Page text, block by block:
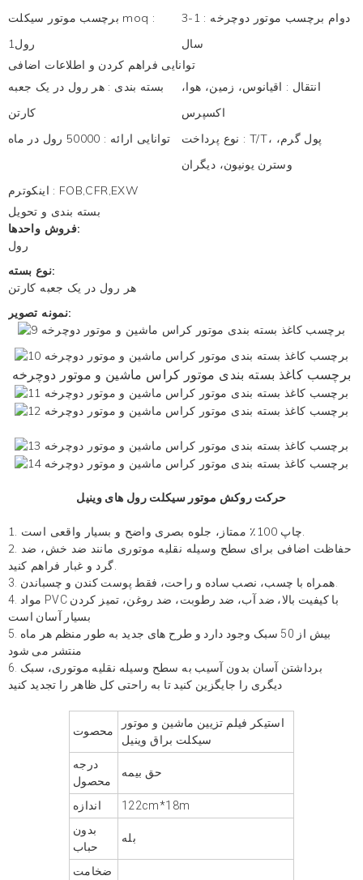
برچسب موتور سیکلت moq :
رول1
دوام برچسب موتور دوچرخه :
1-3
سال
توانایی فراهم کردن و اطلاعات اضافی
بسته بندی : هر رول در یک جعبه
کارتن
انتقال : اقیانوس، زمین، هوا،
اکسپرس
توانایی ارائه : 50000 رول در ماه : T/T، پول گرم،
وسترن یونیون، دیگران
: FOB,CFR,EXW
بسته بندی و تحویل
فروش واحدها:
رول
نوع بسته:
هر رول در یک جعبه کارتن
نمونه تصویر:
برچسب کاغذ بسته بندی موتور کراس ماشین و موتور دوچرخه
حرکت روکش موتور سیکلترول های وینیل
1. چاپ 100٪ ممتاز، جلوه بصری واضح و بسیار واقعی است.
2. حفاظت اضافی برای سطح وسیله نقلیه موتوری مانند ضد خش، ضد
گرد و غبار فراهم کنید.
4. مواد PVC با کیفیت بالا، ضد آب، ضد رطوبت، ضد روغن، تمیز کردن
بسیار آسان است
5. بیش از 50 سبک وجود دارد و طرح های جدید به طور منظم هر ماه
منتشر می شود
6. برداشتن آسان بدون آسیب به سطح وسیله نقلیه موتوری، سبک
دیگری را جایگزین کنید تا به راحتی کل ظاهر را تجدید کنید
محصوت
استیکر فیلم تزیین ماشین و موتور
سیکلت براق وینیل
درجه
محصول
حق بیمه
اندازه
122cm*18m
بدون
حباب
بله
ضخامت